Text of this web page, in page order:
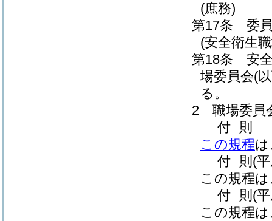
(庶務)
第17条
委
(安全衛生
第18条
安
場委員会(
る。
2
職場委員
付 則
この規程は
付 則 (
この規程
付 則 (
この規程